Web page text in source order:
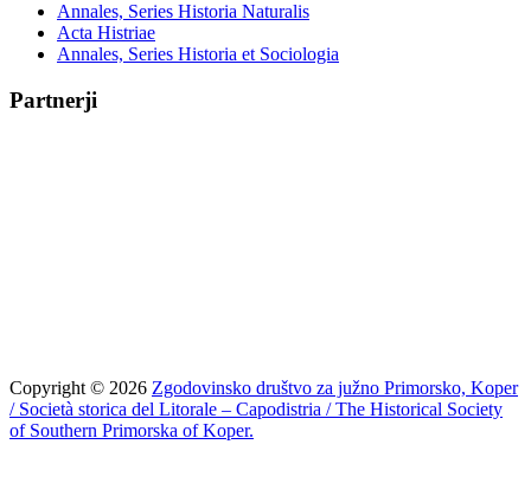
Annales, Series Historia Naturalis
Acta Histriae
Annales, Series Historia et Sociologia
Partnerji
Copyright © 2026 Zgodovinsko društvo za južno Primorsko, Koper
/ Società storica del Litorale – Capodistria / The Historical Society
of Southern Primorska of Koper.